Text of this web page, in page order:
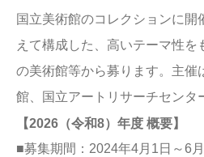
国立美術館のコレクションに開
えて構成した、高いテーマ性を
の美術館等から募ります。主催
館、国立アートリサーチセンタ
【2026（令和8）年度 概要】
■募集期間：2024年4月1日～6